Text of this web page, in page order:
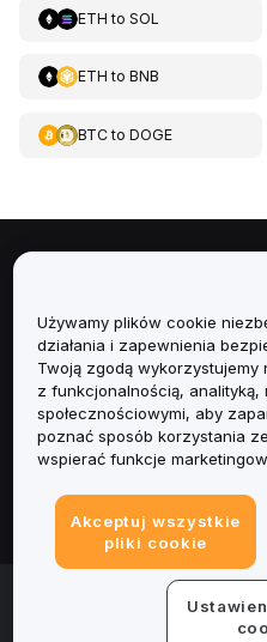
ETH to SOL
ETH to BNB
BTCto DOGE
Usługi
Obsługa Klienta
Produkty
Informacje prawne
© 2025-2026 Bybit.eu.
Warunki świadczenia usług |
Używamy plików cookie
działania i zapewnienia
Twoją zgodą
z funkcjonalnością, analityką,
społecznościowymi, aby
poznać sposób korzystania
wspierać funkcje
Akceptuj wszystkie
pliki cookie